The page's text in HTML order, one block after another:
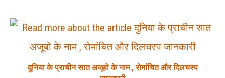
दुनिया के प्राचीन सात अजूबो के नाम , रोमांचित और दिलचस्प